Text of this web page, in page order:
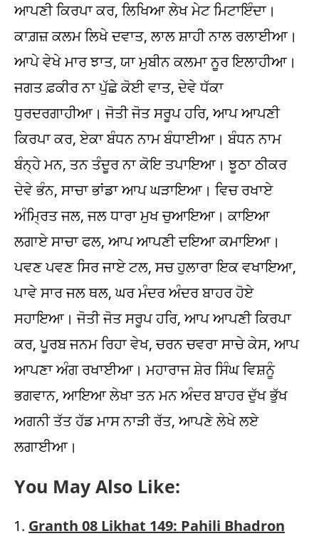
ਆਪਣੀ ਕਿਰਪਾ ਕਰ, ਲਿਖਿਆ ਲੇਖ ਮੇਟ ਮਿਟਾਇੰਦਾ।
ਕਾਗ਼ਜ਼ ਕਲਮ ਲਿਖੇ ਦਵਾਤ, ਲਾਲ ਸ਼ਾਹੀ ਨਾਲ ਰਲਾਈਆ।
ਆਪੇ ਵੇਖੇ ਮਾਰ ਝਾਤ, ਯਾ ਮੁਬੀਨ ਕਲਮਾ ਨੂਰ ਇਲਾਹੀਆ।
ਜਗਤ ਫ਼ਕੀਰ ਨਾ ਪੁੱਛੇ ਕੋਈ ਵਾਤ, ਦੇਵੇ ਧੱਕਾ
ਧੁਰਦਰਗਾਹੀਆ। ਜੋਤੀ ਜੋਤ ਸਰੂਪ ਹਰਿ, ਆਪ ਆਪਣੀ
ਕਿਰਪਾ ਕਰ, ਏਕਾ ਬੰਧਨ ਨਾਮ ਬੰਧਾਈਆ। ਬੰਧਨ ਨਾਮ
ਬੰਨ੍ਹੇ ਮਨ, ਤਨ ਤੰਦੂਰ ਨਾ ਕੋਇ ਤਪਾਇਆ। ਝੂਠਾ ਠੀਕਰ
ਦੇਵੇ ਭੰਨ, ਸਾਚਾ ਭਾਂਡਾ ਆਪ ਘੜਾਇਆ। ਵਿਚ ਰਖਾਏ
ਅੰਮ੍ਰਿਤ ਜਲ, ਜਲ ਧਾਰਾ ਮੁਖ ਚੁਆਇਆ। ਕਾਇਆ
ਲਗਾਏ ਸਾਚਾ ਫਲ, ਆਪ ਆਪਣੀ ਦਇਆ ਕਮਾਇਆ।
ਪਵਣ ਪਵਣ ਸਿਰ ਜਾਏ ਟਲ, ਸਚ ਹੁਲਾਰਾ ਇਕ ਵਖਾਇਆ,
ਪਾਵੇ ਸਾਰ ਜਲ ਥਲ, ਘਰ ਮੰਦਰ ਅੰਦਰ ਬਾਹਰ ਹੋਏ
ਸਹਾਇਆ। ਜੋਤੀ ਜੋਤ ਸਰੂਪ ਹਰਿ, ਆਪ ਆਪਣੀ ਕਿਰਪਾ
ਕਰ, ਪੂਰਬ ਜਨਮ ਰਿਹਾ ਵੇਖ, ਚਰਨ ਚਵਰਾ ਸਾਚੇ ਕੇਸ, ਆਪ
ਆਪਣਾ ਅੰਗ ਰਖਾਈਆ। ਮਹਾਰਾਜ ਸ਼ੇਰ ਸਿੰਘ ਵਿਸ਼ਨੂੰ
ਭਗਵਾਨ, ਆਇਆ ਲੇਖਾ ਤਨ ਮਨ ਅੰਦਰ ਬਾਹਰ ਦੁੱਖ ਭੁੱਖ
ਅਗਨੀ ਤੱਤ ਹੱਡ ਮਾਸ ਨਾੜੀ ਰੱਤ, ਆਪਣੇ ਲੇਖੇ ਲਏ
ਲਗਾਈਆ।
You May Also Like:
Granth 08 Likhat 149: Pahili Bhadron